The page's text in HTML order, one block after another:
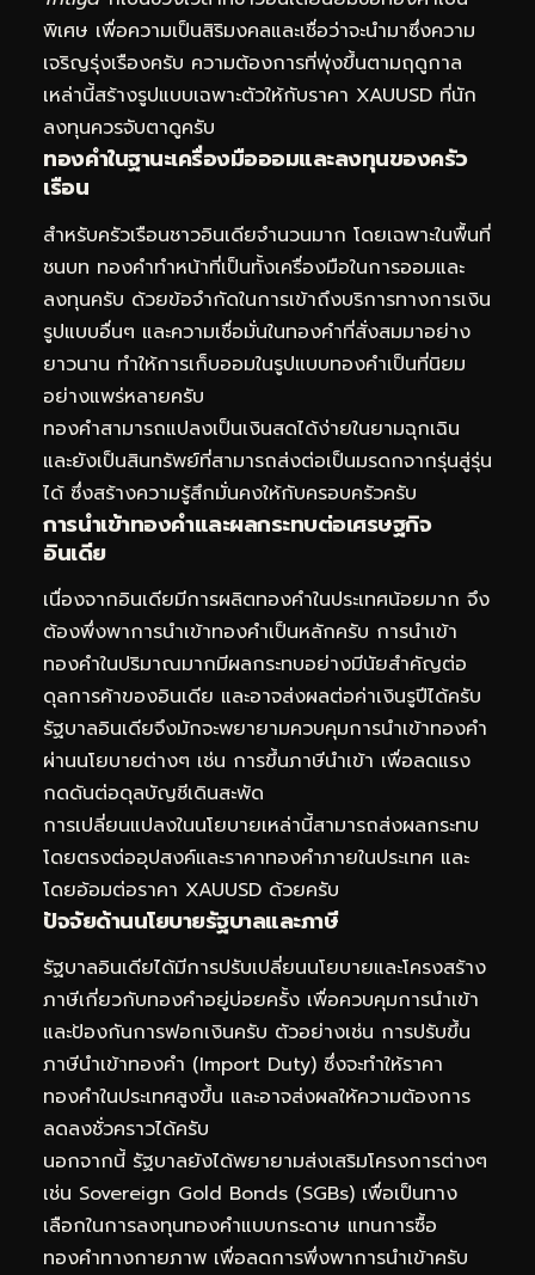
พิเศษ เพื่อความเป็นสิริมงคลและเชื่อว่าจะนำมาซึ่งความ
เจริญรุ่งเรืองครับ ความต้องการที่พุ่งขึ้นตามฤดูกาล
เหล่านี้สร้างรูปแบบเฉพาะตัวให้กับราคา XAUUSD ที่นัก
ลงทุนควรจับตาดูครับ
ทองคำในฐานะเครื่องมือออมและลงทุนของครัว
เรือน
สำหรับครัวเรือนชาวอินเดียจำนวนมาก โดยเฉพาะในพื้นที่
ชนบท ทองคำทำหน้าที่เป็นทั้งเครื่องมือในการออมและ
ลงทุนครับ ด้วยข้อจำกัดในการเข้าถึงบริการทางการเงิน
รูปแบบอื่นๆ และความเชื่อมั่นในทองคำที่สั่งสมมาอย่าง
ยาวนาน ทำให้การเก็บออมในรูปแบบทองคำเป็นที่นิยม
อย่างแพร่หลายครับ
ทองคำสามารถแปลงเป็นเงินสดได้ง่ายในยามฉุกเฉิน
และยังเป็นสินทรัพย์ที่สามารถส่งต่อเป็นมรดกจากรุ่นสู่รุ่น
ได้ ซึ่งสร้างความรู้สึกมั่นคงให้กับครอบครัวครับ
การนำเข้าทองคำและผลกระทบต่อเศรษฐกิจ
อินเดีย
เนื่องจากอินเดียมีการผลิตทองคำในประเทศน้อยมาก จึง
ต้องพึ่งพาการนำเข้าทองคำเป็นหลักครับ การนำเข้า
ทองคำในปริมาณมากมีผลกระทบอย่างมีนัยสำคัญต่อ
ดุลการค้าของอินเดีย และอาจส่งผลต่อค่าเงินรูปีได้ครับ
รัฐบาลอินเดียจึงมักจะพยายามควบคุมการนำเข้าทองคำ
ผ่านนโยบายต่างๆ เช่น การขึ้นภาษีนำเข้า เพื่อลดแรง
กดดันต่อดุลบัญชีเดินสะพัด
การเปลี่ยนแปลงในนโยบายเหล่านี้สามารถส่งผลกระทบ
โดยตรงต่ออุปสงค์และราคาทองคำภายในประเทศ และ
โดยอ้อมต่อราคา XAUUSD ด้วยครับ
ปัจจัยด้านนโยบายรัฐบาลและภาษี
รัฐบาลอินเดียได้มีการปรับเปลี่ยนนโยบายและโครงสร้าง
ภาษีเกี่ยวกับทองคำอยู่บ่อยครั้ง เพื่อควบคุมการนำเข้า
และป้องกันการฟอกเงินครับ ตัวอย่างเช่น การปรับขึ้น
ภาษีนำเข้าทองคำ (Import Duty) ซึ่งจะทำให้ราคา
ทองคำในประเทศสูงขึ้น และอาจส่งผลให้ความต้องการ
ลดลงชั่วคราวได้ครับ
นอกจากนี้ รัฐบาลยังได้พยายามส่งเสริมโครงการต่างๆ
เช่น Sovereign Gold Bonds (SGBs) เพื่อเป็นทาง
เลือกในการลงทุนทองคำแบบกระดาษ แทนการซื้อ
ทองคำทางกายภาพ เพื่อลดการพึ่งพาการนำเข้าครับ